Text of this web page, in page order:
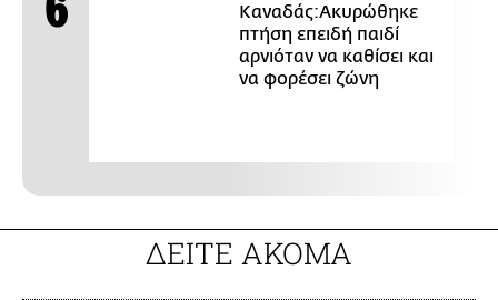
Καναδάς:Ακυρώθηκε
πτήση επειδή παιδί
αρνιόταν να καθίσει και
να φορέσει ζώνη
ΔΕΙΤΕ ΑΚΟΜΑ